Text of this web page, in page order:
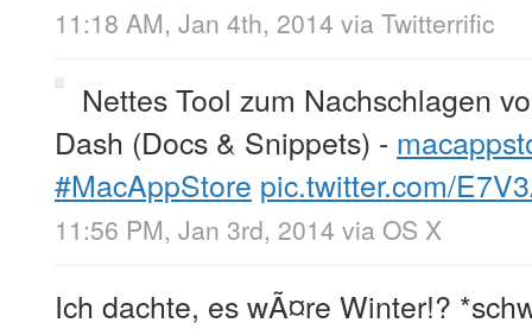
11:18 AM, Jan 4th, 2014 via Twitterrific
Nettes Tool zum Nachschlagen
Dash (Docs & Snippets) -
#MacAppStore pic.twitter.com/
11:56 PM, Jan 3rd, 2014 via OS X
Ich dachte, es wÃ¤re Winter!?